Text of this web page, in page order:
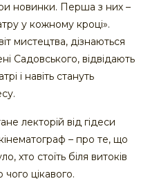
новинки. Перша з них –
у кожному кроці».
мистецтва, дізнаються
Садовського, відвідають
і навіть стануть
лекторій від гідеси
– про те, що
хто стоїть біля витоків
чого цікавого.